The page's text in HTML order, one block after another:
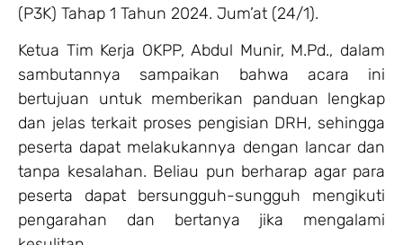
(P3K) Tahap 1 Tahun 2024. Jum’at (24/1).
Ketua Tim Kerja OKPP, Abdul Munir, M.Pd., dalam
sambutannya sampaikan bahwa acara ini
bertujuan untuk memberikan panduan lengkap
dan jelas terkait proses pengisian DRH, sehingga
peserta dapat melakukannya dengan lancar dan
tanpa kesalahan. Beliau pun berharap agar para
peserta dapat bersungguh-sungguh mengikuti
pengarahan dan bertanya jika mengalami